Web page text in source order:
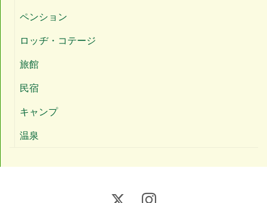
ペンション
ロッヂ・コテージ
旅館
民宿
キャンプ
温泉